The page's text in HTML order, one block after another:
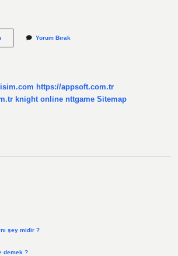
Sekban
Yorum Bırak
https://appsoft.com.tr
knight online nttgame Sitemap
şey midir ?
demek ?